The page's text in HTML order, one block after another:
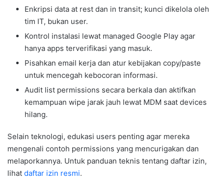
Enkripsi data at rest dan in transit; kunci dikelola oleh
tim IT, bukan user.
Kontrol instalasi lewat managed Google Play agar
hanya apps terverifikasi yang masuk.
Pisahkan email kerja dan atur kebijakan copy/paste
untuk mencegah kebocoran informasi.
Audit list permissions secara berkala dan aktifkan
kemampuan wipe jarak jauh lewat MDM saat devices
hilang.
Selain teknologi, edukasi users penting agar mereka
mengenali contoh permissions yang mencurigakan dan
melaporkannya. Untuk panduan teknis tentang daftar izin,
lihat daftar izin resmi.